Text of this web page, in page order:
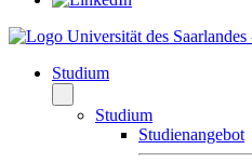
Studium
Studium
Studienangebot